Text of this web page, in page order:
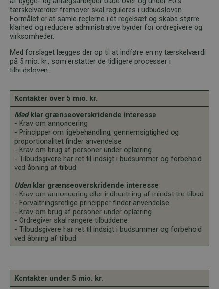
tærskelværdier fremover skal reguleres i udbudsloven.
Formålet er at samle reglerne i ét regelsæt og skabe større
klarhed og reducere administrative byrder for ordregivere og
virksomheder.
Med forslaget lægges der op til at indføre en ny tærskelværdi
på 5 mio. kr., som erstatter de tidligere processer i
tilbudsloven:
Kontakter over 5 mio. kr.
Medklar grænseoverskridende interesse
- Krav om annoncering
- Principper om ligebehandling, gennemsigtighed og
proportionalitet finder anvendelse
- Krav om brug af personer under oplæring
- Tilbudsgivere har ret til indsigt i budsummer og forbehold
ved åbning af tilbud
Udenklar grænseoverskridende interesse
- Krav om annoncering eller indhentning af mindst tre tilbud
- Forvaltningsretlige principper finder anvendelse
- Krav om brug af personer under oplæring
- Ordregiver skal rangere tilbuddene
- Tilbudsgivere har ret til indsigt i budsummer og forbehold
ved åbning af tilbud
Kontakter under 5 mio. kr.